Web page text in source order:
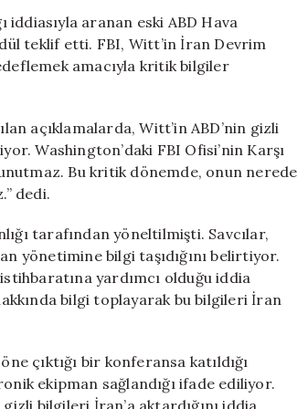
Witt
İçin
200
Bin
İran’a
Kaçtı
için
iddiasıyla aranan eski ABD Hava
teklif etti. FBI, Witt’in İran Devrim
amacıyla kritik bilgiler
açıklamalarda, Witt’in ABD’nin gizli
Washington’daki FBI Ofisi’nin Karşı
Bu kritik dönemde, onun nerede
dedi.
tarafından yöneltilmişti. Savcılar,
yönetimine bilgi taşıdığını belirtiyor.
yardımcı olduğu iddia
bilgi toplayarak bu bilgileri İran
çıktığı bir konferansa katıldığı
ekipman sağlandığı ifade ediliyor.
gizli bilgileri İran’a aktardığını iddia